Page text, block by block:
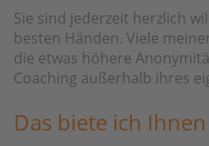
Sie sind jederzeit herzlich
besten Händen. Viele
die etwas höhere
Coaching außerhalb ihres
Das biete ich